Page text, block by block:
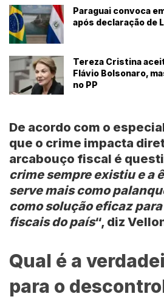
Paraguai convoca
após declaração de
Tereza Cristina
Flávio Bolsonaro,
no PP
De acordo com o
que o crime impacta
arcabouço fiscal é
crime sempre existiu e a
serve mais como
como solução eficaz
fiscais do país“, diz
Qual é a
para o